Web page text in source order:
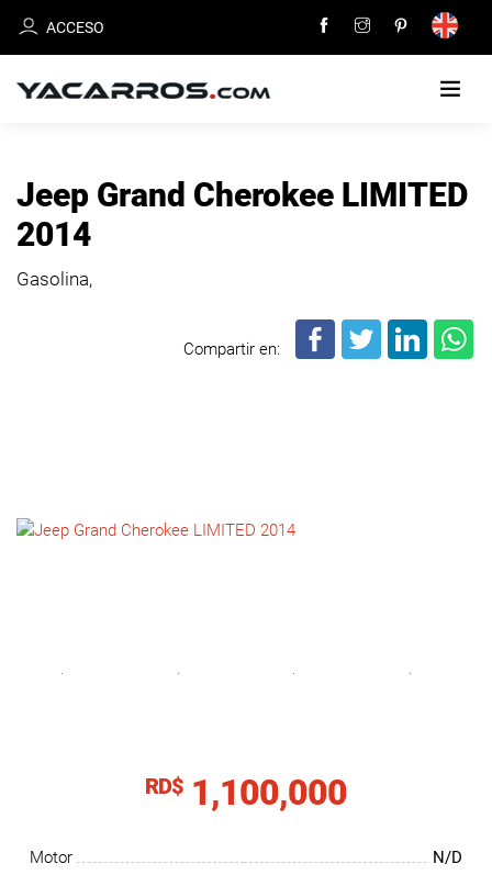
ACCESO
CARROS
EN
VENTA
Jeep Grand Cherokee LIMITED
2014
Gasolina,
Compartir en:
RD$ 1,100,000
Motor
N/D